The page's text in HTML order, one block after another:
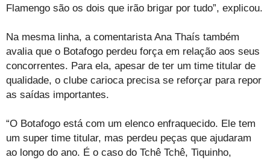
Flamengo são os dois que irão brigar por tudo”, explicou.
Na mesma linha, a comentarista Ana Thaís também
avalia que o Botafogo perdeu força em relação aos seus
concorrentes. Para ela, apesar de ter um time titular de
qualidade, o clube carioca precisa se reforçar para repor
as saídas importantes.
“O Botafogo está com um elenco enfraquecido. Ele tem
um super time titular, mas perdeu peças que ajudaram
ao longo do ano. É o caso do Tchê Tchê, Tiquinho,